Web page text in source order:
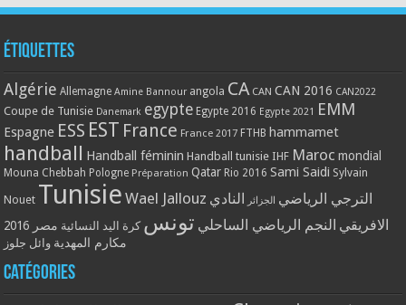
Étiquettes
Algérie Allemagne Amine Bannour angola CA CAN CAN 2016 CAN2022
Coupe de Tunisie Danemark egypte Egypte 2016 Egypte 2021 EMM
Espagne ESS EST France France 2017 FTHB hammamet
handball Handball féminin Handball tunisie IHF Maroc mondial
Mouna Chebbah Pologne Préparation Qatar Rio 2016 Sami Saidi Sylvain
Nouet Tunisie Wael Jallouz الترجي الرياضي الجزائر
النادي
الافريقي النجم الرياضي الساحلي تونس كرة اليد النسائية مصر 2016
مكارم المهدية وائل جلوز
Catégories